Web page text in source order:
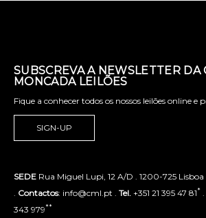
SUBSCREVA A NEWSLETTER DA
MONCADA LEILÕES
Fique a conhecer todos os nossos leilões online e
SIGN-UP
SEDE Rua Miguel Lupi, 12 A/D . 1200-725
. Contactos: info@cml.pt . Tel. +351 21 395 47 81*
343 979**